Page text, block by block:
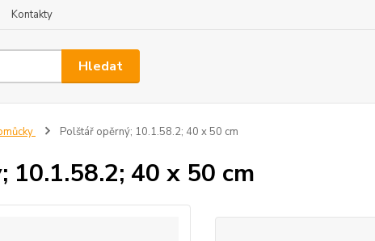
Kontakty
Hledat
Polštář opěrný; 10.1.58.2; 40 x 50 cm
10.1.58.2; 40 x 50 cm